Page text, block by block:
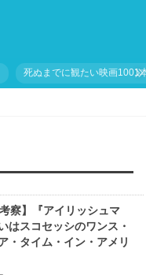
死ぬまでに観たい映画1001
察】『アイリッシュマ
はスコセッシのワンス・
・タイム・イン・アメリ